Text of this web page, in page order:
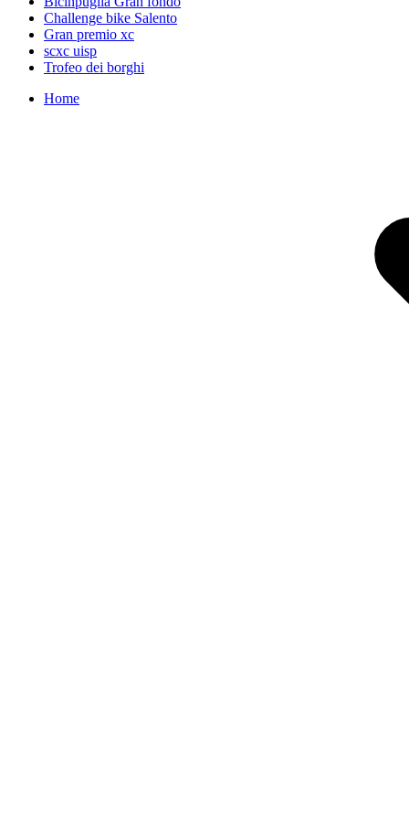
Challenge bike Salento
Gran premio xc
scxc uisp
Trofeo dei borghi
Home